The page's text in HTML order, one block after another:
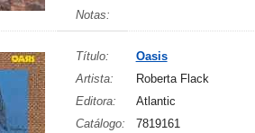
Notas:
Título:
Oasis
Artista:
Roberta Flack
Editora:
Atlantic
Catálogo:
7819161